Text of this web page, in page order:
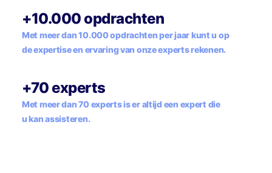
+10.000 opdrachten
Met meer dan 10.000 opdrachten per jaar kunt u op
de expertise en ervaring van onze experts rekenen.
+70 experts
Met meer dan 70 experts is er altijd een expert die
u kan assisteren.